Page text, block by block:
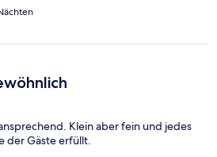
Klein aber fein und jedes
der Gäste erfüllt.